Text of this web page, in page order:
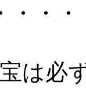
・・
は必